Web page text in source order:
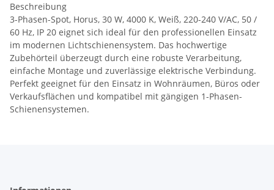
Beschreibung
3-Phasen-Spot, Horus, 30 W, 4000 K, Weiß, 220-240 V/AC, 50 /
60 Hz, IP 20 eignet sich ideal für den professionellen Einsatz
im modernen Lichtschienensystem. Das hochwertige
Zubehörteil überzeugt durch eine robuste Verarbeitung,
einfache Montage und zuverlässige elektrische Verbindung.
Perfekt geeignet für den Einsatz in Wohnräumen, Büros oder
Verkaufsflächen und kompatibel mit gängigen 1-Phasen-
Schienensystemen.